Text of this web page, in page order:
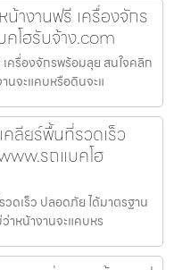
น้างานฟรี เครื่องจักร
โฮรับจ้าง.com
เครื่องจักรพร้อมลุย สนใจคลิก
นจะแคบหรือดินจะแ
ลียร์พื้นที่รวดเร็ว
รถแบคโฮ
ดเร็ว ปลอดภัย ได้มาตรฐาน
าหน้างานจะแคบหร